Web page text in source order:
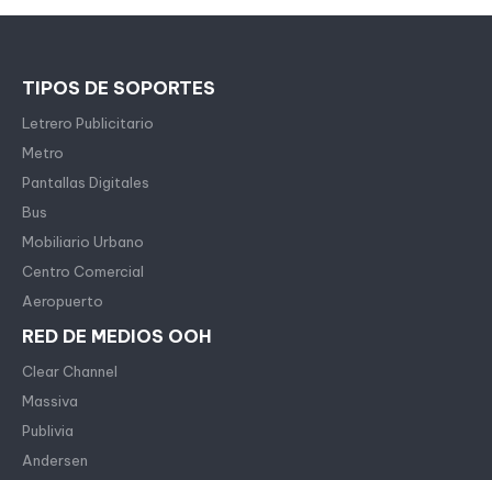
TIPOS DE SOPORTES
Letrero Publicitario
Metro
Pantallas Digitales
Bus
Mobiliario Urbano
Centro Comercial
Aeropuerto
RED DE MEDIOS OOH
Clear Channel
Massiva
Publivia
Andersen